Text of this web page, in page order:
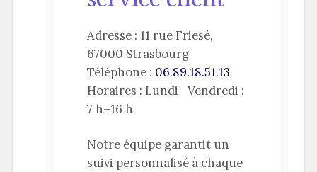
Adresse : 11 rue Friesé,
67000 Strasbourg
Téléphone : 06.89.18.51.13
Horaires : Lundi—Vendredi :
7 h–16 h
Notre équipe garantit un
suivi personnalisé à chaque